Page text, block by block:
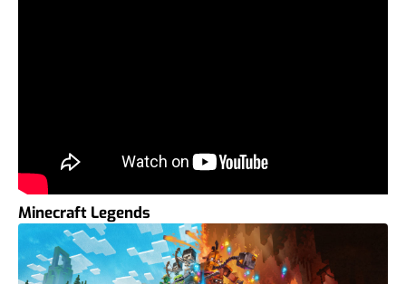
Minecraft Legends